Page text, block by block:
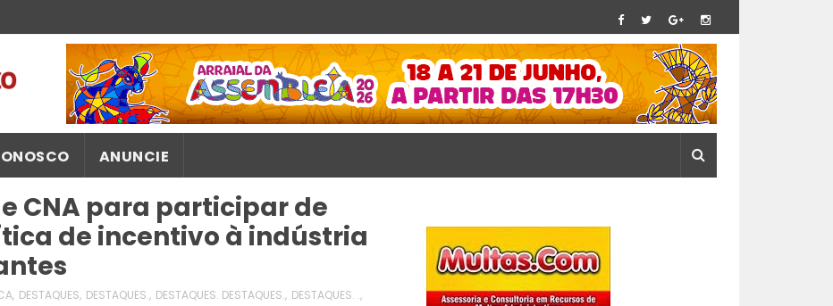
ANUNCIE
e CNA para participar de
de incentivo à indústria
, DESTAQUES, DESTAQUES., DESTAQUES. DESTAQUES., DESTAQUES. .,